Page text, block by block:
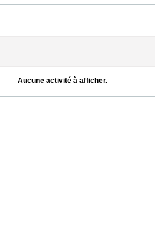
Aucune activité à afficher.